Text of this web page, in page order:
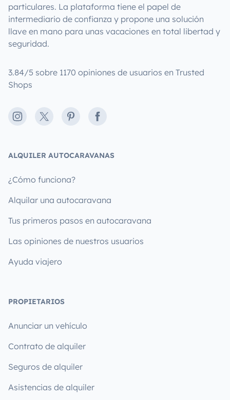
particulares. La plataforma tiene el papel de
intermediario de confianza y propone una solución
llave en mano para unas vacaciones en total libertad y
seguridad.
3.84/5 sobre 1170 opiniones de usuarios en Trusted
Shops
Instagram
X PinterestFacebook
ALQUILER AUTOCARAVANAS
¿Cómo funciona?
Alquilar una autocaravana
Tus primeros pasos en autocaravana
Las opiniones de nuestros usuarios
Ayuda viajero
PROPIETARIOS
Anunciar un vehículo
Contrato de alquiler
Seguros de alquiler
Asistencias de alquiler